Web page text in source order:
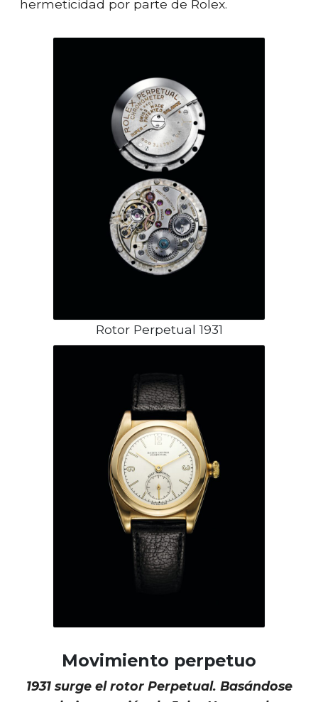
hermeticidad por parte de Rolex.
Rotor Perpetual 1931
Movimiento perpetuo
1931 surge el rotor Perpetual. Basándose